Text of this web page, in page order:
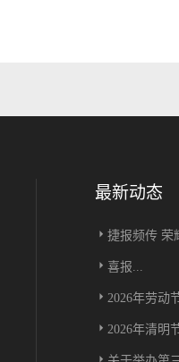
最新动态
捷报频传 荣
喜报...
2026年劳动
2026年清明